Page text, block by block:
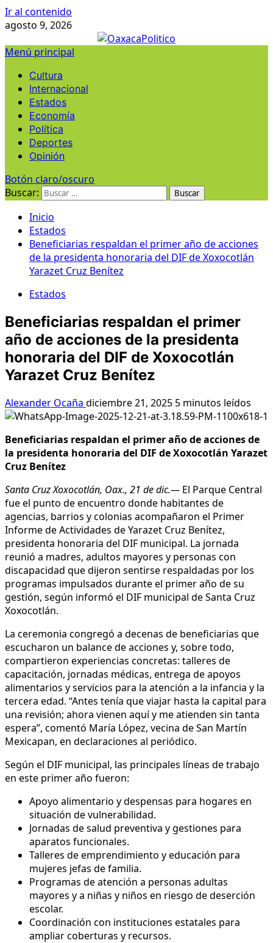
Ir al contenido
agosto 9, 2026
Menú principal
Cultura
Internacional
Estados
Economía
Política
Deportes
Opinión
Botón claro/oscuro
Buscar:
Inicio
Estados
Beneficiarias respaldan el primer año de acciones
de la presidenta honoraria del DIF de Xoxocotlán
Yarazet Cruz Benítez
Estados
Beneficiarias respaldan el primer
año de acciones de la presidenta
honoraria del DIF de Xoxocotlán
Yarazet Cruz Benítez
Alexander Ocaña diciembre 21, 2025 5 minutos leídos
Beneficiarias respaldan el primer año de acciones de
la presidenta honoraria del DIF de Xoxocotlán Yarazet
Cruz Benítez
Santa Cruz Xoxocotlán, Oax., 21 de dic.— El Parque Central
fue el punto de encuentro donde habitantes de
agencias, barrios y colonias acompañaron el Primer
Informe de Actividades de Yarazet Cruz Benítez,
presidenta honoraria del DIF municipal. La jornada
reunió a madres, adultos mayores y personas con
discapacidad que dijeron sentirse respaldadas por los
programas impulsados durante el primer año de su
gestión, según informó el DIF municipal de Santa Cruz
Xoxocotlán.
La ceremonia congregó a decenas de beneficiarias que
escucharon un balance de acciones y, sobre todo,
compartieron experiencias concretas: talleres de
capacitación, jornadas médicas, entrega de apoyos
alimentarios y servicios para la atención a la infancia y la
tercera edad. “Antes tenía que viajar hasta la capital para
una revisión; ahora vienen aquí y me atienden sin tanta
espera”, comentó María López, vecina de San Martín
Mexicapan, en declaraciones al periódico.
Según el DIF municipal, las principales líneas de trabajo
en este primer año fueron:
Apoyo alimentario y despensas para hogares en
situación de vulnerabilidad.
Jornadas de salud preventiva y gestiones para
aparatos funcionales.
Talleres de emprendimiento y educación para
mujeres jefas de familia.
Programas de atención a personas adultas
mayores y a niñas y niños en riesgo de deserción
escolar.
Coordinación con instituciones estatales para
ampliar coberturas y recursos.